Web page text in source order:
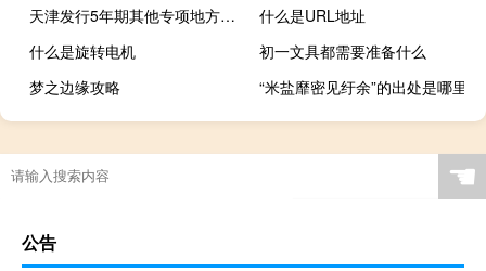
天津发行5年期其他专项地方债规模54.0000亿元发行利率2.8200%边际倍数1.28倍倍数预期2.74；天津发行10年期其他专项地方债规模113.5400亿元发行利率3.0900%边际倍数1.35倍倍数预期3.00；天津发行10年期其他专项地方债规模107.1000亿元发行利率3.1000%边际倍数5.15倍倍数预期3.01；天津发行10年期其他专项地方债规模108.9103亿元发行利率3.1000%边际倍数2.58倍倍数预期2.99；天津发行10年期其他专项地方债规模113.4397亿元发行利率3.
什么是URL地址
什么是旋转电机
初一文具都需要准备什么
梦之边缘攻略
“米盐靡密见纡余”的出处是哪里
☚
公告